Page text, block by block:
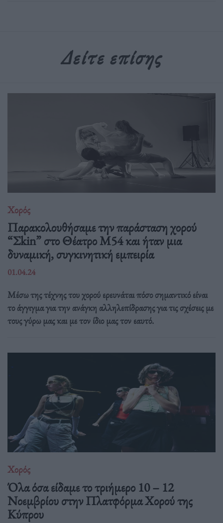
Δείτε επίσης
Χορός
Παρακολουθήσαμε την παράσταση χορού
“Σkin” στο Θέατρο Μ54 και ήταν μια
δυναμική, συγκινητική εμπειρία
01.04.24
Μέσω της τέχνης του χορού ερευνάται πόσο σημαντικό είναι
το άγγιγμα για την ανάγκη αλληλεπίδρασης για τις σχέσεις με
τους γύρω μας και με τον ίδιο μας τον εαυτό.
Χορός
Όλα όσα είδαμε το τριήμερο 10 – 12
Νοεμβρίου στην Πλατφόρμα Χορού της
Κύπρου